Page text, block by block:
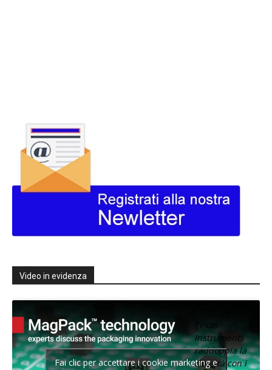
Video in evidenza
Texas
Instruments
raddoppia la
densità con i
Fai clic per accettare i cookie marketing e